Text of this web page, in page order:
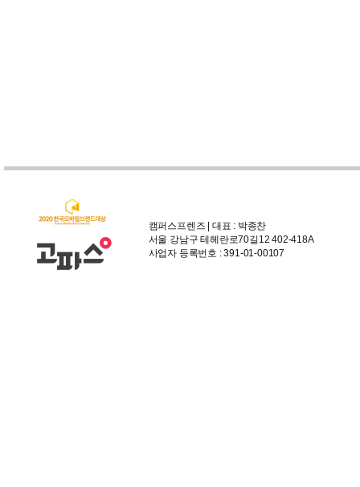
캠퍼스프렌즈 | 대표 : 박종찬
서울 강남구 테헤란로70길12 402-418A
사업자 등록번호 : 391-01-00107